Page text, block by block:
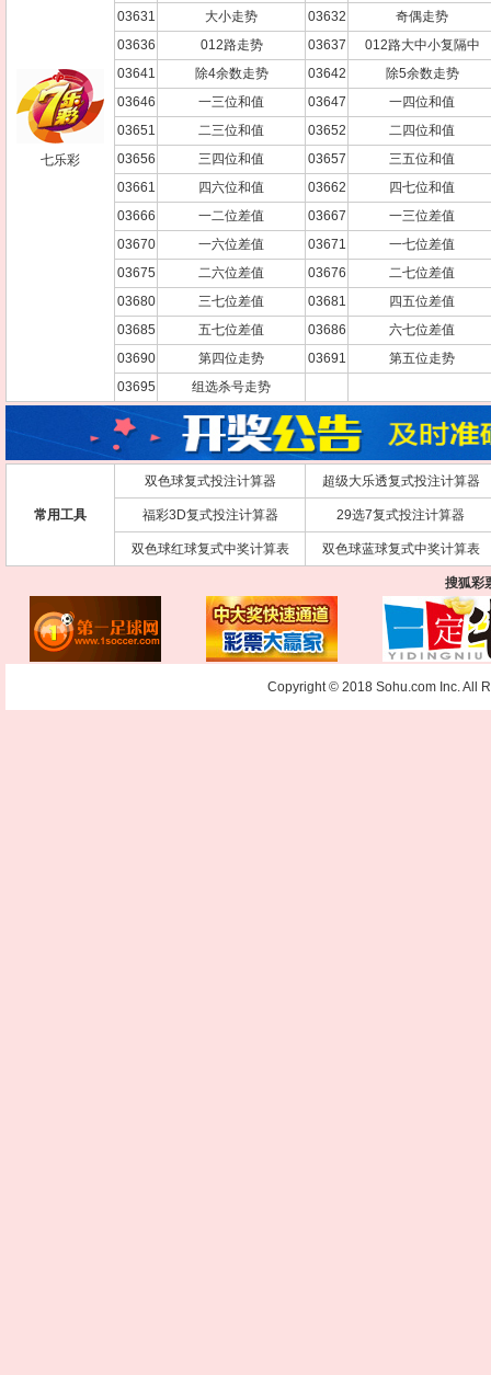
七乐彩
03631
大小走势 03632
奇偶走势
03636
012路走势 03637
012路大中小复隔中
03641
除4余数走势 03642
除5余数走势
03646
一三位和值 03647
一四位和值
03651
二三位和值 03652
二四位和值
03656
三四位和值 03657
三五位和值
03661
四六位和值 03662
四七位和值
03666
一二位差值 03667
一三位差值
03670
一六位差值 03671
一七位差值
03675
二六位差值 03676
二七位差值
03680
三七位差值 03681
四五位差值
03685
五七位差值 03686
六七位差值
03690
第四位走势 03691
第五位走势
03695
组选杀号走势
常用工具
双色球复式投注计算器 超级大乐透复式投注计算器
福彩3D复式投注计算器 29选7复式投注计算器
双色球红球复式中奖计算表 双色球蓝球复式中奖计算表
搜狐彩
Copyright © 2018 Sohu.com Inc. All